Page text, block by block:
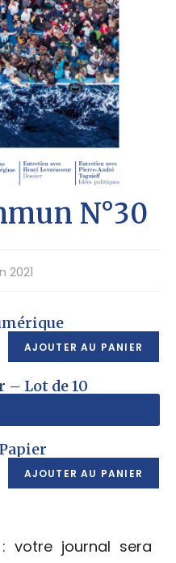
N°30
2021
AJOUTER AU PANIER
– Lot de 10
AJOUTER AU PANIER
votre journal sera